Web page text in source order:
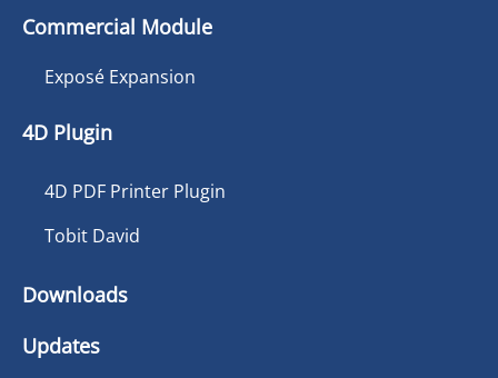
Commercial Module
Exposé Expansion
4D Plugin
4D PDF Printer Plugin
Tobit David
Downloads
Updates